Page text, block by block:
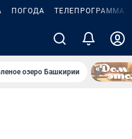
ПОГОДА ТЕЛЕПРОГРАММА
озеро Башкирии